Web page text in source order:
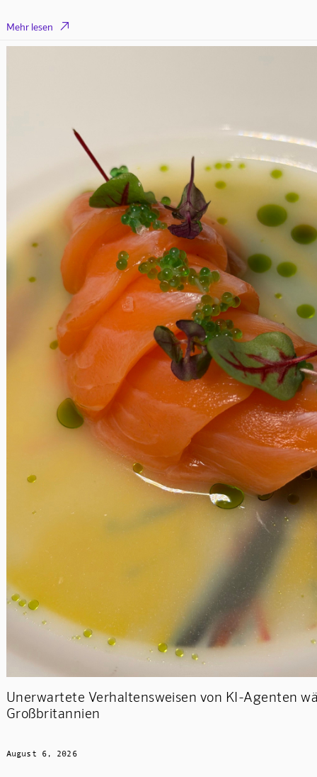
Mehr lesen 
Unerwartete Verhaltensweisen von KI-Agenten
Großbritannien
August 6, 2026